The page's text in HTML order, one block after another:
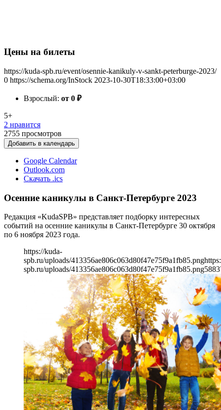
Цены на билеты
https://kuda-spb.ru/event/osennie-kanikuly-v-sankt-peterburge-2023/
0 https://schema.org/InStock 2023-10-30T18:33:00+03:00
Взрослый: от 0 ₽
5+
2 нравится
2755 просмотров
Добавить в календарь
Google Calendar
Outlook.com
Скачать .ics
Осенние каникулы в Санкт-Петербурге 2023
Редакция «KudaSPB» представляет подборку интересных
событий на осенние каникулы в Санкт-Петербурге 30 октября
по 6 ноября 2023 года.
https://kuda-
spb.ru/uploads/413356ae806c063d80f47e75f9a1fb85.png
spb.ru/uploads/413356ae806c063d80f47e75f9a1fb85.png588